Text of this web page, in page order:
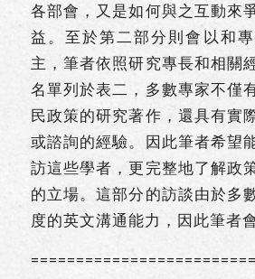
各部會，又是如何與之互動來
益。至於第二部分則會以和
主，筆者依照研究專長和相關
名單列於表二，多數專家不僅
民政策的研究著作，還具有實
或諮詢的經驗。因此筆者希望
訪這些學者，更完整地了解政
的立場。這部分的訪談由於多
度的英文溝通能力，因此筆者